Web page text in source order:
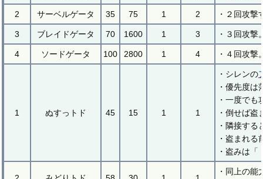
2 サーベルゲータ 35 75 1 2 ・２回攻
3 ブレイドゲータ 70 1600 1 3 ・３回攻
4 ソードゲータ 100 2800 1 4 ・４回攻
1 ぬすっトド 45 15 1 1
・シレンの
・優先度は
・一度で
・倒せば盗
・隣接す
・盗まれる
・盗みは「
・同上の能